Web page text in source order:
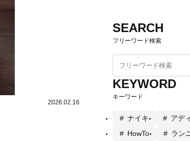
2026.02.16
SEARCH
フリーワード検索
KEYWORD
キーワード
ナイキ
アデ
HowTo
ラン